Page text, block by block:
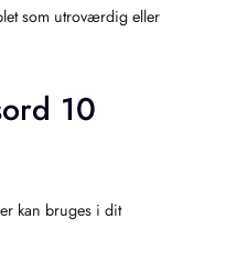
som utroværdig eller
10
kan bruges i dit